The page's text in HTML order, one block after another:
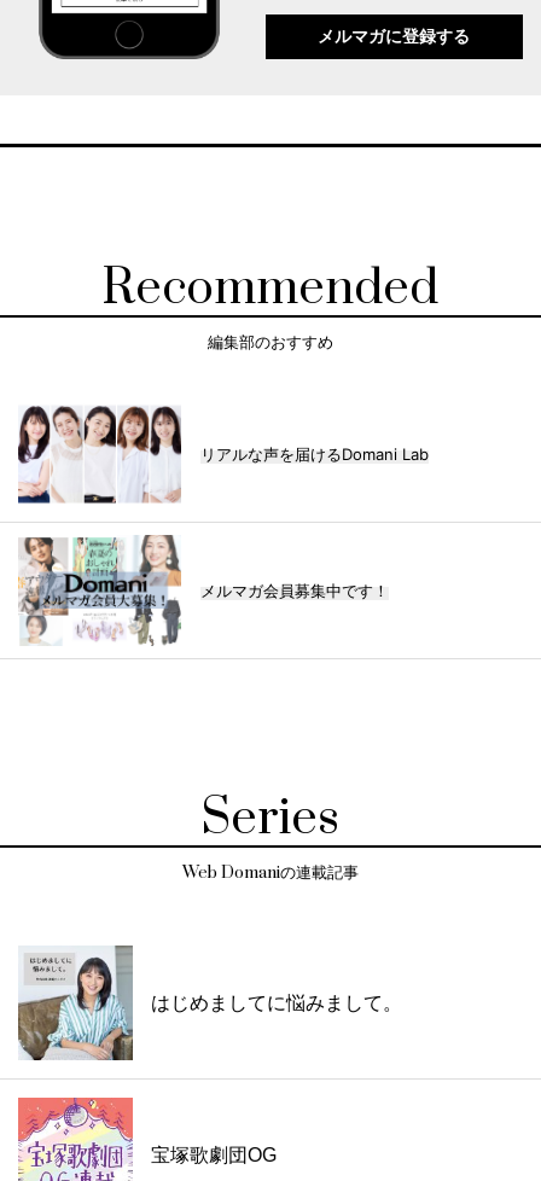
メルマガに登録する
Recommended
編集部のおすすめ
リアルな声を届けるDomani Lab
メルマガ会員募集中です！
Series
Web Domaniの連載記事
はじめましてに悩みまして。
宝塚歌劇団OG